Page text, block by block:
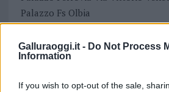
Galluraoggi.it - Do Not Process
Information
If you wish to opt-out of the sale,
Palazzo Fs Olbia
Notizie in